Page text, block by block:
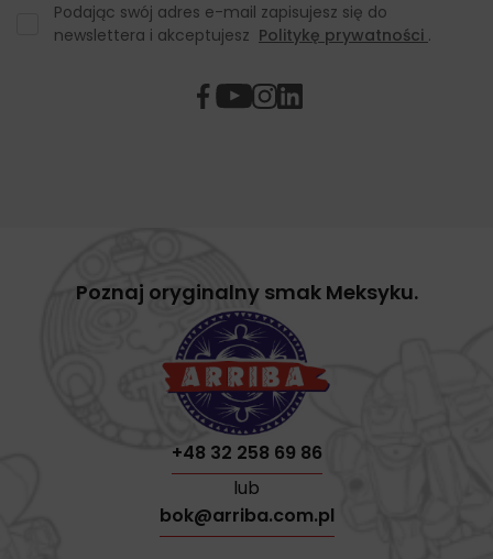
Podając swój adres e-mail zapisujesz się do
newslettera i akceptujesz Politykę prywatności .
Poznaj oryginalny smak Meksyku.
+48 32 258 69 86
lub
bok@arriba.com.pl